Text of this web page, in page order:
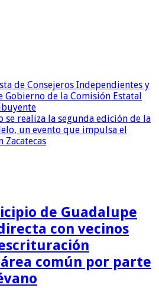
de Consejeros Independientes y
Gobierno de la Comisión Estatal
se realiza la segunda edición de la
un evento que impulsa el
Zacatecas
de Guadalupe
con vecinos
área común por parte